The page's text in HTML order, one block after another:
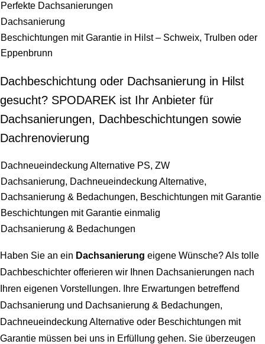
Perfekte Dachsanierungen
Dachsanierung
Beschichtungen mit Garantie in Hilst – Schweix, Trulben oder
Eppenbrunn
Dachbeschichtung oder Dachsanierung in Hilst
gesucht? SPODAREK ist Ihr Anbieter für
Dachsanierungen, Dachbeschichtungen sowie
Dachrenovierung
Dachneueindeckung Alternative PS, ZW
Dachsanierung, Dachneueindeckung Alternative,
Dachsanierung & Bedachungen, Beschichtungen mit Garantie
Beschichtungen mit Garantie einmalig
Dachsanierung & Bedachungen
Haben Sie an ein Dachsanierung eigene Wünsche? Als tolle
Dachbeschichter offerieren wir Ihnen Dachsanierungen nach
Ihren eigenen Vorstellungen. Ihre Erwartungen betreffend
Dachsanierung und Dachsanierung & Bedachungen,
Dachneueindeckung Alternative oder Beschichtungen mit
Garantie müssen bei uns in Erfüllung gehen. Sie überzeugen